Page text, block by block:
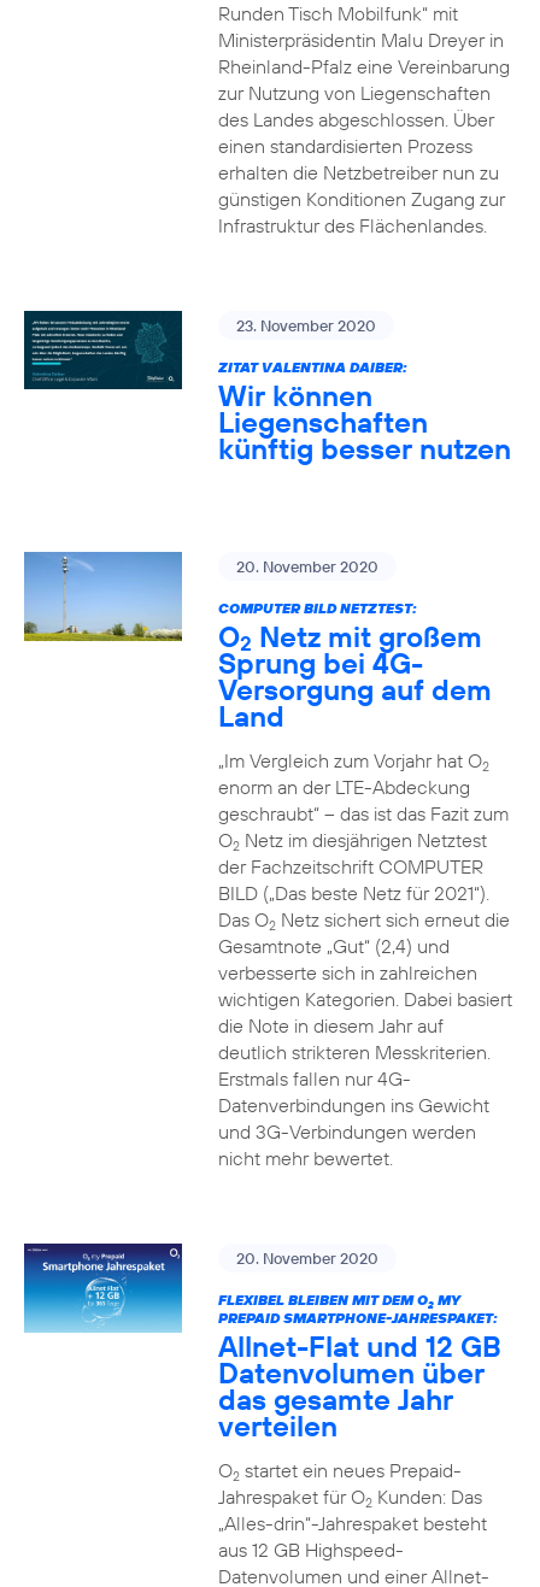
Runden Tisch Mobilfunk“ mit
Ministerpräsidentin Malu Dreyer in
Rheinland-Pfalz eine Vereinbarung
zur Nutzung von Liegenschaften
des Landes abgeschlossen. Über
einen standardisierten Prozess
erhalten die Netzbetreiber nun zu
günstigen Konditionen Zugang zur
Infrastruktur des Flächenlandes.
23. November 2020
ZITAT VALENTINA DAIBER:
Wir können
Liegenschaften
künftig besser nutzen
20. November 2020
COMPUTER BILD NETZTEST:
O2 Netz mit großem
Sprung bei 4G-
Versorgung auf dem
Land
„Im Vergleich zum Vorjahr hat O2
enorm an der LTE-Abdeckung
geschraubt“ – das ist das Fazit zum
O2Netz im diesjährigen Netztest
der Fachzeitschrift COMPUTER
BILD („Das beste Netz für 2021“).
Das O2Netz sichert sich erneut die
Gesamtnote „Gut“ (2,4) und
verbesserte sich in zahlreichen
wichtigen Kategorien. Dabei basiert
die Note in diesem Jahr auf
deutlich strikteren Messkriterien.
Erstmals fallen nur 4G-
Datenverbindungen ins Gewicht
und 3G-Verbindungen werden
nicht mehr bewertet.
20. November 2020
FLEXIBEL BLEIBEN MIT DEM O2MY
PREPAID SMARTPHONE-JAHRESPAKET:
Allnet-Flat und 12 GB
Datenvolumen über
das gesamte Jahr
verteilen
O2startet ein neues Prepaid-
Jahrespaket für O2Kunden: Das
„Alles-drin“-Jahrespaket besteht
aus 12 GB Highspeed-
Datenvolumen und einer Allnet-